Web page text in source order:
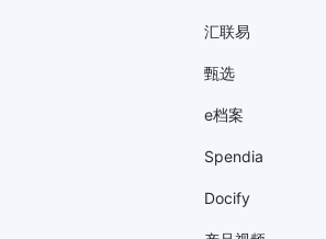
汇联易
甄选
e档案
Spendia
Docify